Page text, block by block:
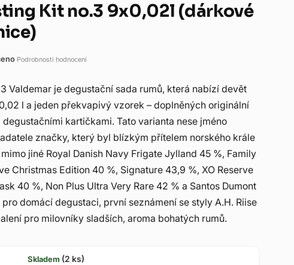
Kit no.3 9x0,02l (dárkové
Podrobnosti hodnocení
Valdemar je degustační sada rumů, která nabízí devět
l a jeden překvapivý vzorek – doplněných originální
kartičkami. Tato varianta nese jméno
značky, který byl blízkým přítelem norského krále
jiné Royal Danish Navy Frigate Jylland 45 %, Family
Christmas Edition 40 %, Signature 43,9 %, XO Reserve
40 %, Non Plus Ultra Very Rare 42 % a Santos Dumont
domácí degustaci, první seznámení se styly A.H. Riise
pro milovníky sladších, aroma bohatých rumů.
Skladem (2 ks)